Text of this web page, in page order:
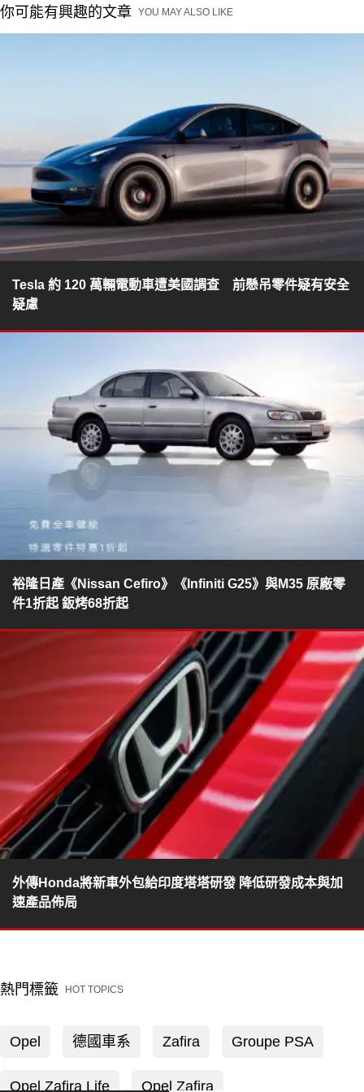
你可能有興趣的文章 YOU MAY ALSO LIKE
Tesla 約 120 萬輛電動車遭美國調查 前懸吊零件疑有安全
疑慮
裕隆日產《Nissan Cefiro》《Infiniti G25》與M35 原廠零
件1折起 鈑烤68折起
外傳Honda將新車外包給印度塔塔研發 降低研發成本與加
速產品佈局
熱門標籤 HOT TOPICS
Opel 德國車系 Zafira Groupe PSA
Opel Zafira Life Opel Zafira